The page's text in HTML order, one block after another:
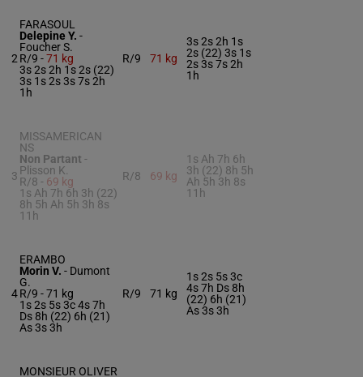
2
FARASOUL
Delepine Y. -
Foucher S.
R/9 -71 kg
3s 2s 2h 1s 2s (22)
3s 1s 2s 3s 7s 2h
1h
R/9 71 kg
3s 2s 2h 1s
2s (22) 3s 1s
2s 3s 7s 2h
1h
3
MISSAMERICAN
NS
Non Partant -
Plisson K.
R/8 - 69 kg
1s Ah 7h 6h 3h (22)
8h 5h Ah 5h 3h 8s
11h
R/8 69 kg
1s Ah 7h 6h
3h (22) 8h 5h
Ah 5h 3h 8s
11h
4
ERAMBO
Morin V. - Dumont
G.
R/9 -71 kg
1s 2s 5s 3c 4s 7h
Ds 8h (22) 6h (21)
As 3s 3h
R/9 71 kg
1s 2s 5s 3c
4s 7h Ds 8h
(22) 6h (21)
As 3s 3h
MONSIEUR OLIVER